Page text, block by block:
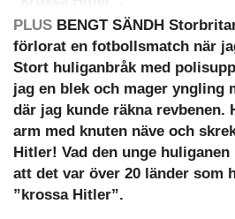
PLUS BENGT SÄNDH
förlorat en fotbollsmatch när
Stort huliganbråk med
jag en blek och mager yngling
där jag kunde räkna revbenen.
arm med knuten näve och
Hitler! Vad den unge
att det var över 20 länder som
”krossa Hitler”.